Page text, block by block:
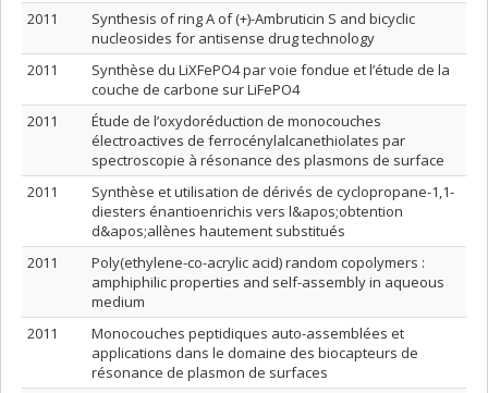
2011
Synthesis of ring A of (+)-Ambruticin S and bicyclic
nucleosides for antisense drug technology
2011
Synthèse du LiXFePO4 par voie fondue et l’étude de la
couche de carbone sur LiFePO4
2011
Étude de l’oxydoréduction de monocouches
électroactives de ferrocénylalcanethiolates par
spectroscopie à résonance des plasmons de surface
2011
Synthèse et utilisation de dérivés de cyclopropane-1,1-
diesters énantioenrichis vers l&apos;obtention
d&apos;allènes hautement substitués
2011
Poly(ethylene-co-acrylic acid) random copolymers :
amphiphilic properties and self-assembly in aqueous
medium
2011
Monocouches peptidiques auto-assemblées et
applications dans le domaine des biocapteurs de
résonance de plasmon de surfaces